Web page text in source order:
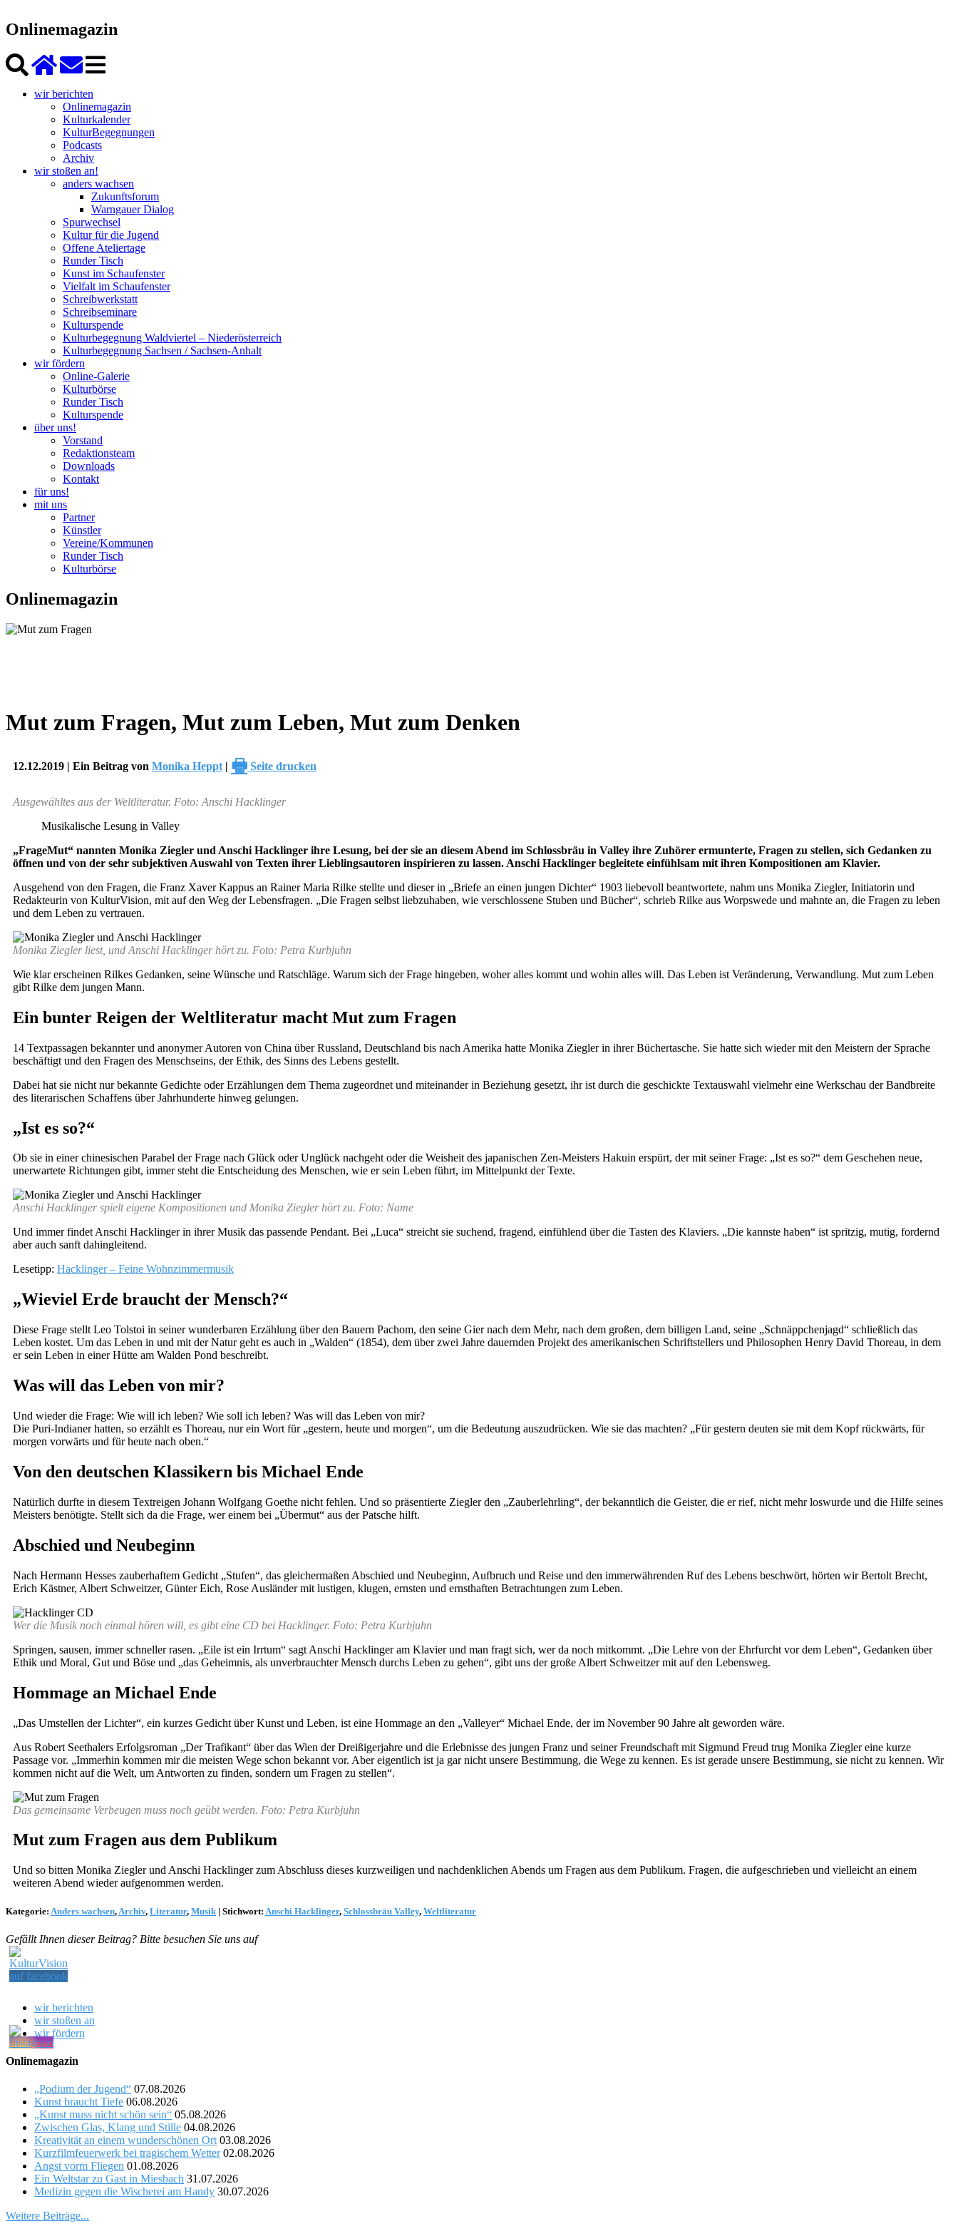
Onlinemagazin
wir berichten
Onlinemagazin
Kulturkalender
KulturBegegnungen
Podcasts
Archiv
wir stoßen an!
anders wachsen
Zukunftsforum
Warngauer Dialog
Spurwechsel
Kultur für die Jugend
Offene Ateliertage
Runder Tisch
Kunst im Schaufenster
Vielfalt im Schaufenster
Schreibwerkstatt
Schreibseminare
Kulturspende
Kulturbegegnung Waldviertel – Niederösterreich
Kulturbegegnung Sachsen / Sachsen-Anhalt
wir fördern
Online-Galerie
Kulturbörse
Runder Tisch
Kulturspende
über uns!
Vorstand
Redaktionsteam
Downloads
Kontakt
für uns!
mit uns
Partner
Künstler
Vereine/Kommunen
Runder Tisch
Kulturbörse
Onlinemagazin
Mut zum Fragen, Mut zum Leben, Mut zum Denken
12.12.2019 | Ein Beitrag von Monika Heppt | 🖶 Seite drucken
Ausgewähltes aus der Weltliteratur. Foto: Anschi Hacklinger
Musikalische Lesung in Valley
„FrageMut“ nannten Monika Ziegler und Anschi Hacklinger ihre Lesung, bei der sie an diesem Abend im Schlossbräu in Valley ihre Zuhörer ermunterte, Fragen zu stellen, sich Gedanken zu
öffnen und von der sehr subjektiven Auswahl von Texten ihrer Lieblingsautoren inspirieren zu lassen. Anschi Hacklinger begleitete einfühlsam mit ihren Kompositionen am Klavier.
Ausgehend von den Fragen, die Franz Xaver Kappus an Rainer Maria Rilke stellte und dieser in „Briefe an einen jungen Dichter“ 1903 liebevoll beantwortete, nahm uns Monika Ziegler, Initiatorin und
Redakteurin von KulturVision, mit auf den Weg der Lebensfragen. „Die Fragen selbst liebzuhaben, wie verschlossene Stuben und Bücher“, schrieb Rilke aus Worpswede und mahnte an, die Fragen zu leben
und dem Leben zu vertrauen.
Monika Ziegler liest, und Anschi Hacklinger hört zu. Foto: Petra Kurbjuhn
Wie klar erscheinen Rilkes Gedanken, seine Wünsche und Ratschläge. Warum sich der Frage hingeben, woher alles kommt und wohin alles will. Das Leben ist Veränderung, Verwandlung. Mut zum Leben
gibt Rilke dem jungen Mann.
Ein bunter Reigen der Weltliteratur macht Mut zum Fragen
14 Textpassagen bekannter und anonymer Autoren von China über Russland, Deutschland bis nach Amerika hatte Monika Ziegler in ihrer Büchertasche. Sie hatte sich wieder mit den Meistern der Sprache
beschäftigt und den Fragen des Menschseins, der Ethik, des Sinns des Lebens gestellt.
Dabei hat sie nicht nur bekannte Gedichte oder Erzählungen dem Thema zugeordnet und miteinander in Beziehung gesetzt, ihr ist durch die geschickte Textauswahl vielmehr eine Werkschau der Bandbreite
des literarischen Schaffens über Jahrhunderte hinweg gelungen.
„Ist es so?“
Ob sie in einer chinesischen Parabel der Frage nach Glück oder Unglück nachgeht oder die Weisheit des japanischen Zen-Meisters Hakuin erspürt, der mit seiner Frage: „Ist es so?“ dem Geschehen neue,
unerwartete Richtungen gibt, immer steht die Entscheidung des Menschen, wie er sein Leben führt, im Mittelpunkt der Texte.
Anschi Hacklinger spielt eigene Kompositionen und Monika Ziegler hört zu. Foto: Name
Und immer findet Anschi Hacklinger in ihrer Musik das passende Pendant. Bei „Luca“ streicht sie suchend, fragend, einfühlend über die Tasten des Klaviers. „Die kannste haben“ ist spritzig, mutig, fordernd
aber auch sanft dahingleitend.
Lesetipp: Hacklinger – Feine Wohnzimmermusik
„Wieviel Erde braucht der Mensch?“
Diese Frage stellt Leo Tolstoi in seiner wunderbaren Erzählung über den Bauern Pachom, den seine Gier nach dem Mehr, nach dem großen, dem billigen Land, seine „Schnäppchenjagd“ schließlich das
Leben kostet. Um das Leben in und mit der Natur geht es auch in „Walden“ (1854), dem über zwei Jahre dauernden Projekt des amerikanischen Schriftstellers und Philosophen Henry David Thoreau, in dem
er sein Leben in einer Hütte am Walden Pond beschreibt.
Was will das Leben von mir?
Und wieder die Frage: Wie will ich leben? Wie soll ich leben? Was will das Leben von mir?
Die Puri-Indianer hatten, so erzählt es Thoreau, nur ein Wort für „gestern, heute und morgen“, um die Bedeutung auszudrücken. Wie sie das machten? „Für gestern deuten sie mit dem Kopf rückwärts, für
morgen vorwärts und für heute nach oben.“
Von den deutschen Klassikern bis Michael Ende
Natürlich durfte in diesem Textreigen Johann Wolfgang Goethe nicht fehlen. Und so präsentierte Ziegler den „Zauberlehrling“, der bekanntlich die Geister, die er rief, nicht mehr loswurde und die Hilfe seines
Meisters benötigte. Stellt sich da die Frage, wer einem bei „Übermut“ aus der Patsche hilft.
Abschied und Neubeginn
Nach Hermann Hesses zauberhaftem Gedicht „Stufen“, das gleichermaßen Abschied und Neubeginn, Aufbruch und Reise und den immerwährenden Ruf des Lebens beschwört, hörten wir Bertolt Brecht,
Erich Kästner, Albert Schweitzer, Günter Eich, Rose Ausländer mit lustigen, klugen, ernsten und ernsthaften Betrachtungen zum Leben.
Wer die Musik noch einmal hören will, es gibt eine CD bei Hacklinger. Foto: Petra Kurbjuhn
Springen, sausen, immer schneller rasen. „Eile ist ein Irrtum“ sagt Anschi Hacklinger am Klavier und man fragt sich, wer da noch mitkommt. „Die Lehre von der Ehrfurcht vor dem Leben“, Gedanken über
Ethik und Moral, Gut und Böse und „das Geheimnis, als unverbrauchter Mensch durchs Leben zu gehen“, gibt uns der große Albert Schweitzer mit auf den Lebensweg.
Hommage an Michael Ende
„Das Umstellen der Lichter“, ein kurzes Gedicht über Kunst und Leben, ist eine Hommage an den „Valleyer“ Michael Ende, der im November 90 Jahre alt geworden wäre.
Aus Robert Seethalers Erfolgsroman „Der Trafikant“ über das Wien der Dreißigerjahre und die Erlebnisse des jungen Franz und seiner Freundschaft mit Sigmund Freud trug Monika Ziegler eine kurze
Passage vor. „Immerhin kommen mir die meisten Wege schon bekannt vor. Aber eigentlich ist ja gar nicht unsere Bestimmung, die Wege zu kennen. Es ist gerade unsere Bestimmung, sie nicht zu kennen. Wir
kommen nicht auf die Welt, um Antworten zu finden, sondern um Fragen zu stellen“.
Das gemeinsame Verbeugen muss noch geübt werden. Foto: Petra Kurbjuhn
Mut zum Fragen aus dem Publikum
Und so bitten Monika Ziegler und Anschi Hacklinger zum Abschluss dieses kurzweiligen und nachdenklichen Abends um Fragen aus dem Publikum. Fragen, die aufgeschrieben und vielleicht an einem
weiteren Abend wieder aufgenommen werden.
Kategorie: Anders wachsen, Archiv, Literatur, Musik | Stichwort: Anschi Hacklinger, Schlossbräu Valley, Weltliteratur
Gefällt Ihnen dieser Beitrag? Bitte besuchen Sie uns auf
wir berichten
wir stoßen an
wir fördern
Onlinemagazin
„Podium der Jugend“ 07.08.2026
Kunst braucht Tiefe 06.08.2026
„Kunst muss nicht schön sein“ 05.08.2026
Zwischen Glas, Klang und Stille 04.08.2026
Kreativität an einem wunderschönen Ort 03.08.2026
Kurzfilmfeuerwerk bei tragischem Wetter 02.08.2026
Angst vorm Fliegen 01.08.2026
Ein Weltstar zu Gast in Miesbach 31.07.2026
Medizin gegen die Wischerei am Handy 30.07.2026
Weitere Beiträge...